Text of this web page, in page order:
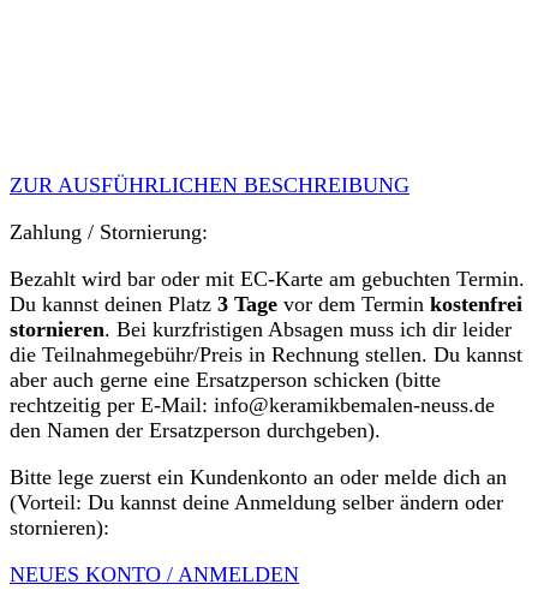
ZUR AUSFÜHRLICHEN BESCHREIBUNG
Zahlung / Stornierung:
Bezahlt wird bar oder mit EC-Karte am gebuchten Termin.
Du kannst deinen Platz 3 Tage vor dem Termin kostenfrei
stornieren. Bei kurzfristigen Absagen muss ich dir leider
die Teilnahmegebühr/Preis in Rechnung stellen. Du kannst
aber auch gerne eine Ersatzperson schicken (bitte
rechtzeitig per E-Mail: info@keramikbemalen-neuss.de
den Namen der Ersatzperson durchgeben).
Bitte lege zuerst ein Kundenkonto an oder melde dich an
(Vorteil: Du kannst deine Anmeldung selber ändern oder
stornieren):
NEUES KONTO / ANMELDEN